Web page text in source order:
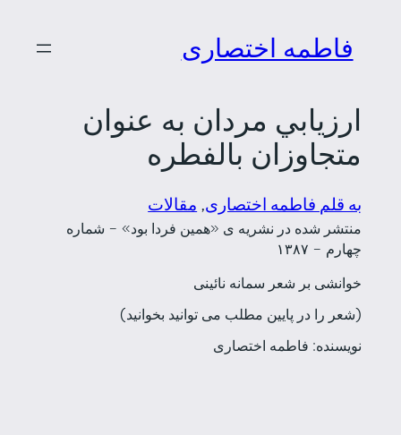
فاطمه اختصاری
ارزيابي مردان به­ عنوان
متجاوزان بالفطره
به قلم فاطمه اختصاری, مقالات
منتشر شده در نشریه ی «همین فردا بود» – شماره
چهارم – ۱۳۸۷
خوانشی بر شعر سمانه نائینی
(شعر را در پایین مطلب می توانید بخوانید)
نویسنده: فاطمه اختصاری